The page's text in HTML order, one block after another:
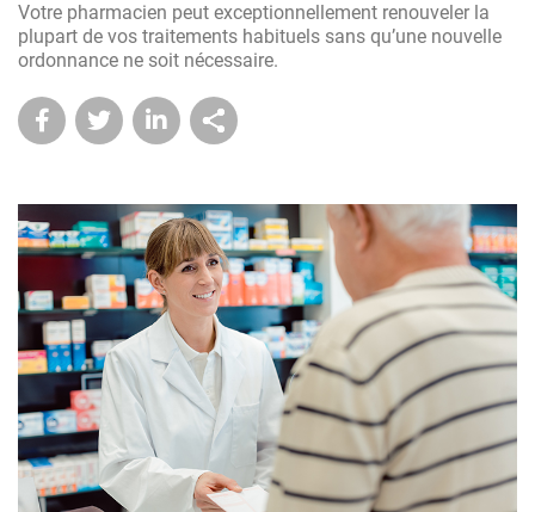
Votre pharmacien peut exceptionnellement renouveler la
plupart de vos traitements habituels sans qu’une nouvelle
ordonnance ne soit nécessaire.